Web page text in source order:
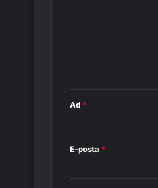
Ad *
E-posta *